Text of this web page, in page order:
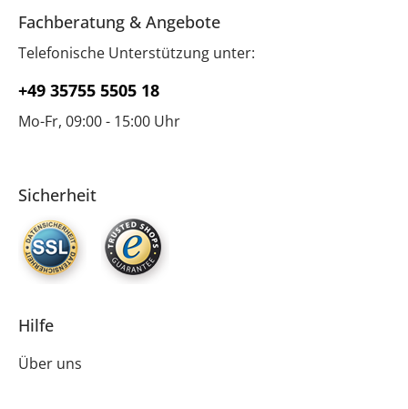
Fachberatung & Angebote
Telefonische Unterstützung unter:
+49 35755 5505 18
Mo-Fr, 09:00 - 15:00 Uhr
Sicherheit
Hilfe
Über uns